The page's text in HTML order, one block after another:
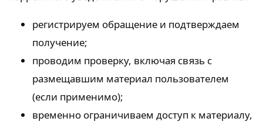
регистрируем обращение и подтверждаем
получение;
проводим проверку, включая связь с
размещавшим материал пользователем
(если применимо);
временно ограничиваем доступ к материалу,